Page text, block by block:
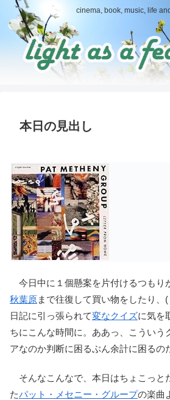
cinema, book, music, life
本日の見出し
今日中に１個懸案を片付けるつもり
秋葉原まで往復して買い物をしたり、
日記に引っ張られて変なクイズに気を
ちにこんな時間に。ああっ、こういう
アなのか判断に困るぶん余計に困るの
そんなこんなで、本日はちょこっと
たパット・メセニー・グループの楽曲